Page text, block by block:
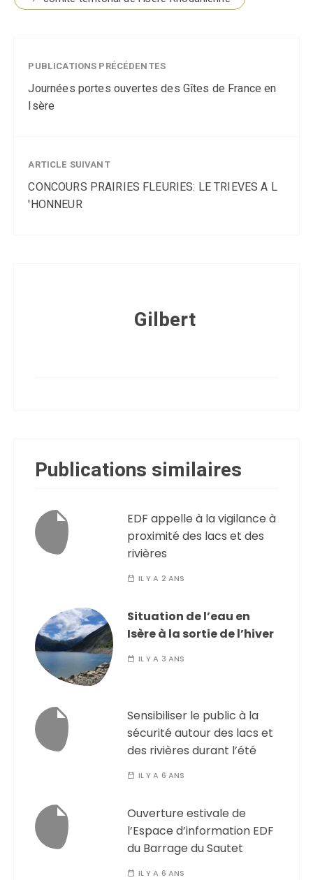
PUBLICATIONS PRÉCÉDENTES
Journées portes ouvertes des Gîtes de France en
Isère
ARTICLE SUIVANT
CONCOURS PRAIRIES FLEURIES: LE TRIEVES A L
'HONNEUR
Gilbert
Publications similaires
EDF appelle à la vigilance à
proximité des lacs et des
rivières
IL Y A 2 ANS
Situation de l’eau en
Isère à la sortie de l’hiver
IL Y A 3 ANS
Sensibiliser le public à la
sécurité autour des lacs et
des rivières durant l’été
IL Y A 6 ANS
Ouverture estivale de
l’Espace d’information EDF
du Barrage du Sautet
IL Y A 6 ANS